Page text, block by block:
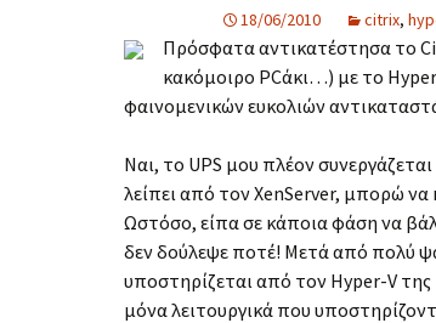
18/06/2010 citrix,
Πρόσφατα αντικατέστησα το
κακόμοιρο PCάκι…) με το
φαινομενικών ευκολιών
Ναι, το UPS μου πλέον
λείπει από τον XenServer, μπορώ να
Ωστόσο, είπα σε κάποια φάση να
δεν δούλεψε ποτέ! Μετά από πολύ
υποστηρίζεται από τον Hyper-V
μόνα λειτουργικά που